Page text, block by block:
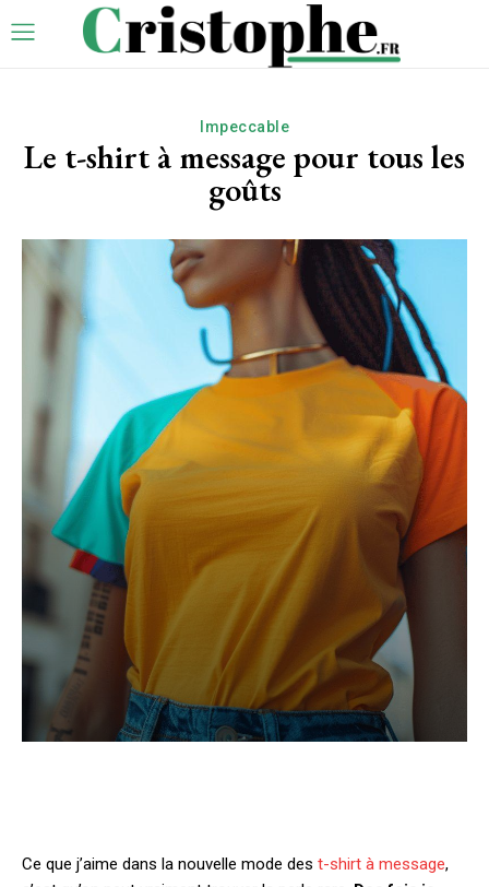
Impeccable
Le t-shirt à message pour tous les
goûts
Ce que j’aime dans la nouvelle mode des t-shirt à message,